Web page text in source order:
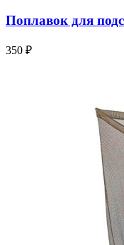
Поплавок для
350 ₽